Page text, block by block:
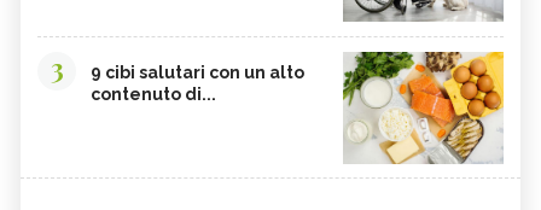
3
9 cibi salutari con un alto
contenuto di...